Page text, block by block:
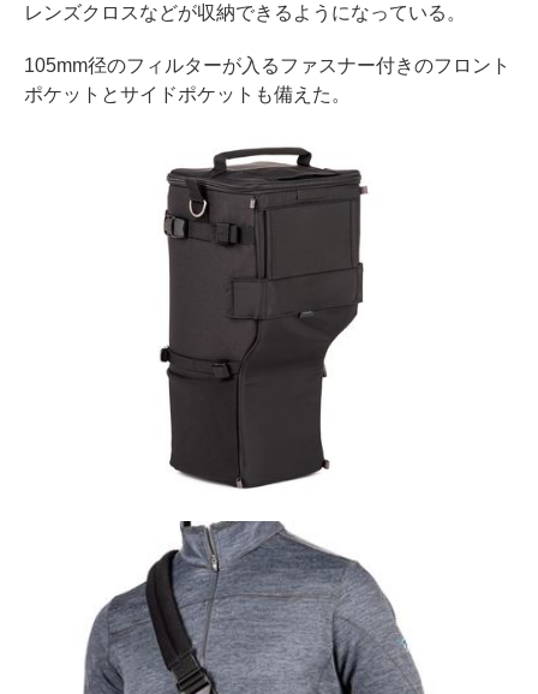
レンズクロスなどが収納できるようになっている。
105mm径のフィルターが入るファスナー付きのフロント
ポケットとサイドポケットも備えた。